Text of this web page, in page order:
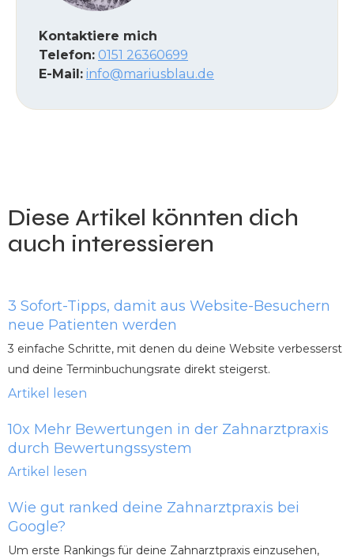
Kontaktiere mich
Telefon: 0151 26360699
E-Mail: info@mariusblau.de
Diese Artikel könnten dich
auch interessieren
3 Sofort-Tipps, damit aus Website-Besuchern
neue Patienten werden
3 einfache Schritte, mit denen du deine Website verbesserst
und deine Terminbuchungsrate direkt steigerst.
Artikel lesen
10x Mehr Bewertungen in der Zahnarztpraxis
durch Bewertungssystem
Artikel lesen
Wie gut ranked deine Zahnarztpraxis bei
Google?
Um erste Rankings für deine Zahnarztpraxis einzusehen,